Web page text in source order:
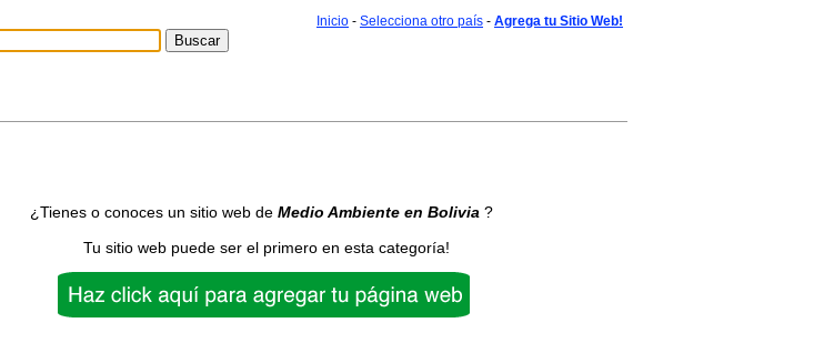
Inicio - Selecciona otro país - Agrega tu Sitio Web!
¿Tienes o conoces un sitio web de Medio Ambiente en Bolivia ?
Tu sitio web puede ser el primero en esta categoría!